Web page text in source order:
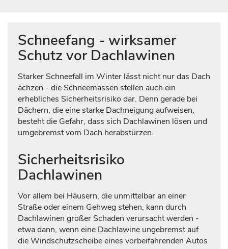
Schneefang - wirksamer
Schutz vor Dachlawinen
Starker Schneefall im Winter lässt nicht nur das Dach
ächzen - die Schneemassen stellen auch ein
erhebliches Sicherheitsrisiko dar. Denn gerade bei
Dächern, die eine starke Dachneigung aufweisen,
besteht die Gefahr, dass sich Dachlawinen lösen und
umgebremst vom Dach herabstürzen.
Sicherheitsrisiko
Dachlawinen
Vor allem bei Häusern, die unmittelbar an einer
Straße oder einem Gehweg stehen, kann durch
Dachlawinen großer Schaden verursacht werden -
etwa dann, wenn eine Dachlawine ungebremst auf
die Windschutzscheibe eines vorbeifahrenden Autos